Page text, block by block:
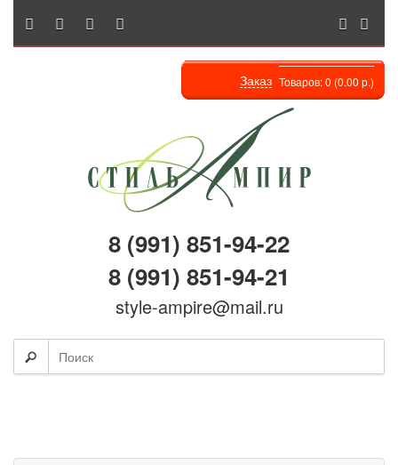
Заказ Товаров: 0 (0.00 р.)
8 (991) 851-94-22
8 (991) 851-94-21
style-ampire@mail.ru